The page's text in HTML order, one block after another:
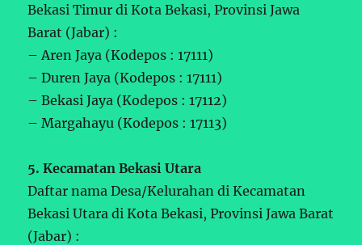
Bekasi Timur di Kota Bekasi, Provinsi Jawa
Barat (Jabar) :
– Aren Jaya (Kodepos : 17111)
– Duren Jaya (Kodepos : 17111)
– Bekasi Jaya (Kodepos : 17112)
– Margahayu (Kodepos : 17113)
5. Kecamatan Bekasi Utara
Daftar nama Desa/Kelurahan di Kecamatan
Bekasi Utara di Kota Bekasi, Provinsi Jawa Barat
(Jabar) :